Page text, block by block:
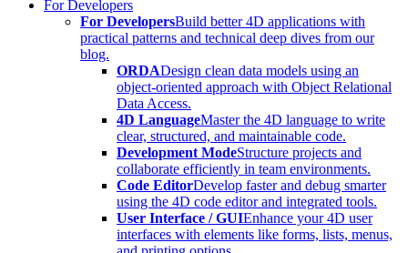
For Developers
For DevelopersBuild better 4D applications with
practical patterns and technical deep dives from our
blog.
ORDADesign clean data models using an
object-oriented approach with Object Relational
Data Access.
4D LanguageMaster the 4D language to write
clear, structured, and maintainable code.
Development ModeStructure projects and
collaborate efficiently in team environments.
Code EditorDevelop faster and debug smarter
using the 4D code editor and integrated tools.
User Interface / GUIEnhance your 4D user
interfaces with elements like forms, lists, menus,